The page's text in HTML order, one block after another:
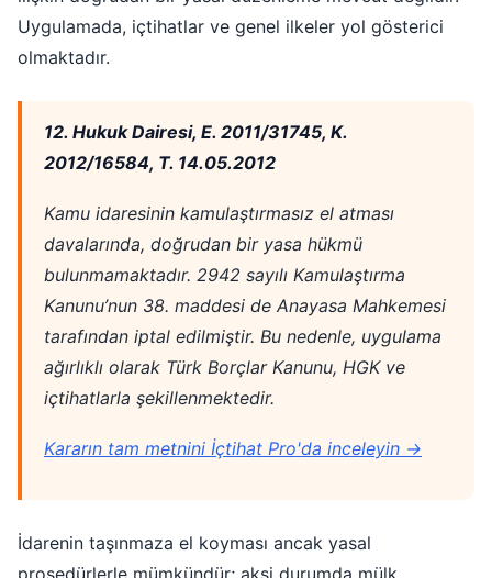
Uygulamada, içtihatlar ve genel ilkeler yol gösterici
olmaktadır.
12. Hukuk Dairesi, E. 2011/31745, K.
2012/16584, T. 14.05.2012
Kamu idaresinin kamulaştırmasız el atması
davalarında, doğrudan bir yasa hükmü
bulunmamaktadır. 2942 sayılı Kamulaştırma
Kanunu’nun 38. maddesi de Anayasa Mahkemesi
tarafından iptal edilmiştir. Bu nedenle, uygulama
ağırlıklı olarak Türk Borçlar Kanunu, HGK ve
içtihatlarla şekillenmektedir.
Kararın tam metnini İçtihat Pro'da inceleyin →
İdarenin taşınmaza el koyması ancak yasal